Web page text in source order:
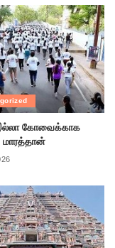
கோவைக்காக